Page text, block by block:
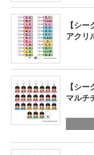
【シ
アクリ
【シ
マルチ